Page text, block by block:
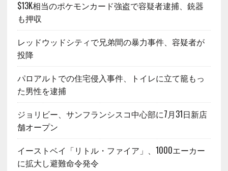
$13K相当のポケモンカード強盗で容疑者逮捕、銃器
も押収
レッドウッドシティで兄弟間の暴力事件、容疑者が
投降
パロアルトでの住宅侵入事件、トイレに立て籠もっ
た男性を逮捕
ジョリビー、サンフランシスコ中心部に7月31日新店
舗オープン
イーストベイ「リトル・ファイア」、1000エーカー
に拡大し避難命令発令